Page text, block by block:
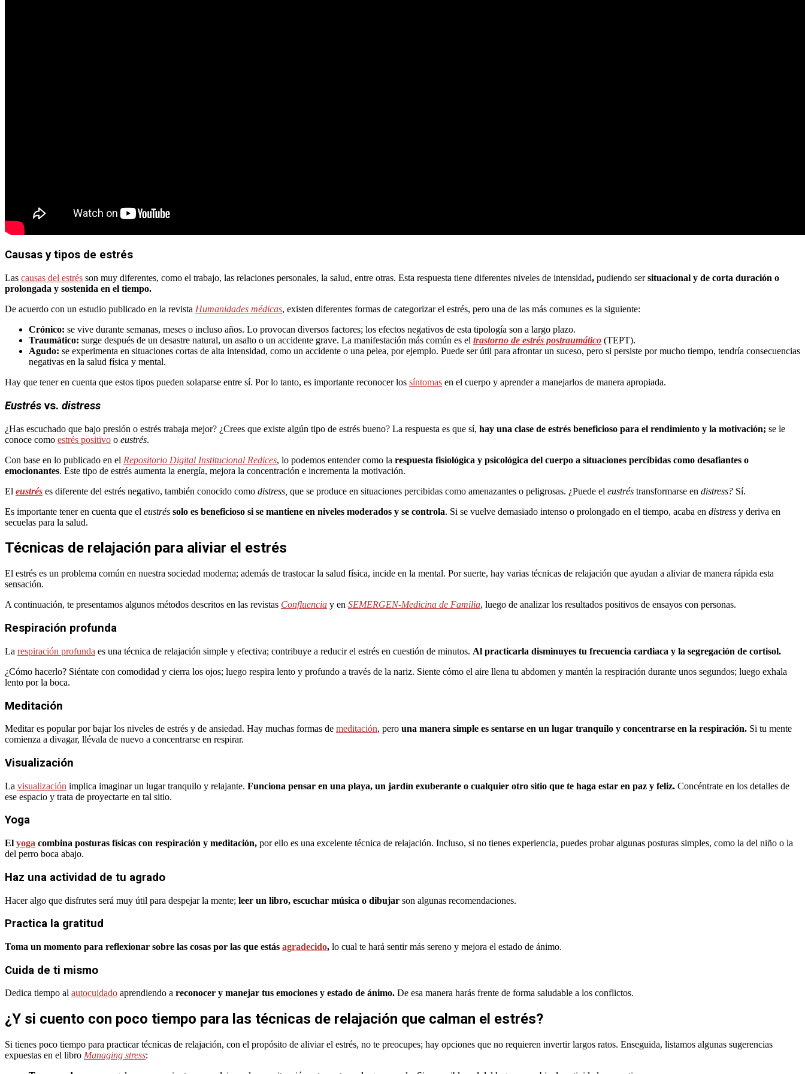
Causas y tipos de estrés
Las causas del estrés son muy diferentes, como el trabajo, las relaciones personales, la salud, entre otras. Esta respuesta tiene diferentes niveles de intensidad, pudiendo sersituacional y de corta duración o
prolongada y sostenida en el tiempo.
De acuerdo con un estudio publicado en la revista Humanidades médicas, existen diferentes formas de categorizar el estrés, pero una de las más comunes es la siguiente:
Crónico: se vive durante semanas, meses o incluso años. Lo provocan diversos factores; los efectos negativos de esta tipología son a largo plazo.
Traumático: surge después de un desastre natural, un asalto o un accidente grave. La manifestación más común es el trastorno de estrés postraumático (TEPT).
Agudo: se experimenta en situaciones cortas de alta intensidad, como un accidente o una pelea, por ejemplo. Puede ser útil para afrontar un suceso, pero si persiste por mucho tiempo, tendría consecuencias
negativas en la salud física y mental.
Hay que tener en cuenta que estos tipos pueden solaparse entre sí. Por lo tanto, es importante reconocer los síntomas en el cuerpo y aprender a manejarlos de manera apropiada.
Eustrés vs. distress
¿Has escuchado que bajo presión o estrés trabaja mejor? ¿Crees que existe algún tipo de estrés bueno? La respuesta es que sí, hay una clase de estrés beneficioso para el rendimiento y la motivación; se le
conoce como estrés positivo o eustrés.
Con base en lo publicado en el Repositorio Digital Institucional Redices, lo podemos entender como la respuesta fisiológica y psicológica del cuerpo a situaciones percibidas como desafiantes o
emocionantes. Este tipo de estrés aumenta la energía, mejora la concentración e incrementa la motivación.
El eustrés es diferente del estrés negativo, también conocido como distress, que se produce en situaciones percibidas como amenazantes o peligrosas. ¿Puede el eustrés transformarse en distress? Sí.
Es importante tener en cuenta que el eustrés solo es beneficioso si se mantiene en niveles moderados y se controla. Si se vuelve demasiado intenso o prolongado en el tiempo, acaba en distress y deriva en
secuelas para la salud.
Técnicas de relajación para aliviar el estrés
El estrés es un problema común en nuestra sociedad moderna; además de trastocar la salud física, incide en la mental. Por suerte, hay varias técnicas de relajación que ayudan a aliviar de manera rápida esta
sensación.
A continuación, te presentamos algunos métodos descritos en las revistas Confluencia y en SEMERGEN-Medicina de Familia, luego de analizar los resultados positivos de ensayos con personas.
Respiración profunda
La respiración profunda es una técnica de relajación simple y efectiva; contribuye a reducir el estrés en cuestión de minutos. Al practicarla disminuyes tu frecuencia cardiaca y la segregación de cortisol.
¿Cómo hacerlo? Siéntate con comodidad y cierra los ojos; luego respira lento y profundo a través de la nariz. Siente cómo el aire llena tu abdomen y mantén la respiración durante unos segundos; luego exhala
lento por la boca.
Meditación
Meditar es popular por bajar los niveles de estrés y de ansiedad. Hay muchas formas de meditación, pero una manera simple es sentarse en un lugar tranquilo y concentrarse en la respiración. Si tu mente
comienza a divagar, llévala de nuevo a concentrarse en respirar.
Visualización
La visualización implica imaginar un lugar tranquilo y relajante. Funciona pensar en una playa, un jardín exuberante o cualquier otro sitio que te haga estar en paz y feliz. Concéntrate en los detalles de
ese espacio y trata de proyectarte en tal sitio.
Yoga
El yoga combina posturas físicas con respiración y meditación, por ello es una excelente técnica de relajación. Incluso, si no tienes experiencia, puedes probar algunas posturas simples, como la del niño o la
del perro boca abajo.
Haz una actividad de tu agrado
Hacer algo que disfrutes será muy útil para despejar la mente; leer un libro, escuchar música o dibujar son algunas recomendaciones.
Practica la gratitud
Toma un momento para reflexionar sobre las cosas por las que estás agradecido, lo cual te hará sentir más sereno y mejora el estado de ánimo.
Cuida de ti mismo
Dedica tiempo al autocuidado aprendiendo a reconocer y manejar tus emociones y estado de ánimo. De esa manera harás frente de forma saludable a los conflictos.
¿Y si cuento con poco tiempo para las técnicas de relajación que calman el estrés?
Si tienes poco tiempo para practicar técnicas de relajación, con el propósito de aliviar el estrés, no te preocupes; hay opciones que no requieren invertir largos ratos. Enseguida, listamos algunas sugerencias
expuestas en el libro Managing stress: